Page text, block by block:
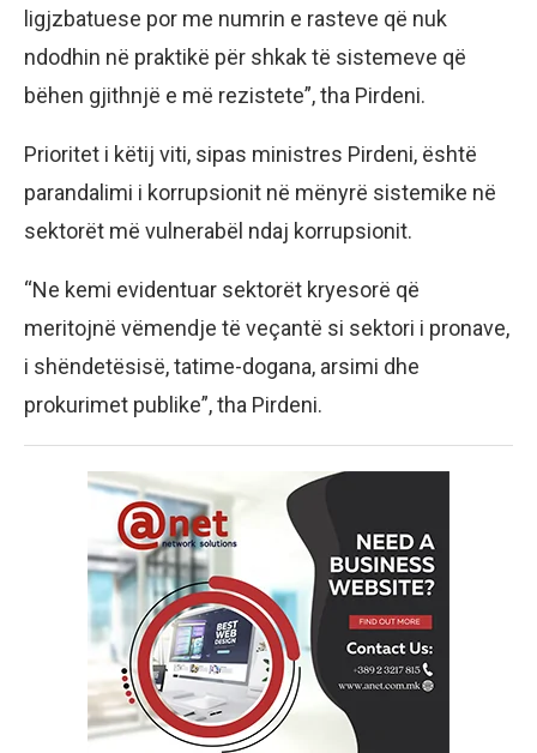
ligjzbatuese por me numrin e rasteve që nuk
ndodhin në praktikë për shkak të sistemeve që
bëhen gjithnjë e më rezistete”, tha Pirdeni.
Prioritet i këtij viti, sipas ministres Pirdeni, është
parandalimi i korrupsionit në mënyrë sistemike në
sektorët më vulnerabël ndaj korrupsionit.
“Ne kemi evidentuar sektorët kryesorë që
meritojnë vëmendje të veçantë si sektori i pronave,
i shëndetësisë, tatime-dogana, arsimi dhe
prokurimet publike”, tha Pirdeni.